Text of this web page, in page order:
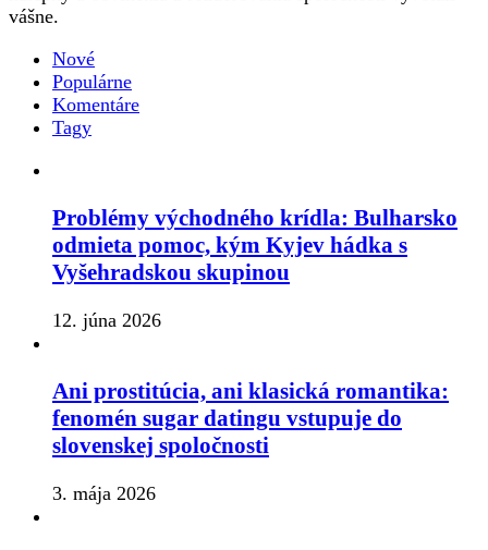
vášne.
Nové
Populárne
Komentáre
Tagy
Problémy východného krídla: Bulharsko
odmieta pomoc, kým Kyjev hádka s
Vyšehradskou skupinou
12. júna 2026
Ani prostitúcia, ani klasická romantika:
fenomén sugar datingu vstupuje do
slovenskej spoločnosti
3. mája 2026